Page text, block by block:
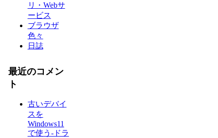
リ・Webサ
ービス
ブラウザ
色々
日誌
最近のコメン
ト
古いデバイ
スを
Windows11
で使う-ドラ